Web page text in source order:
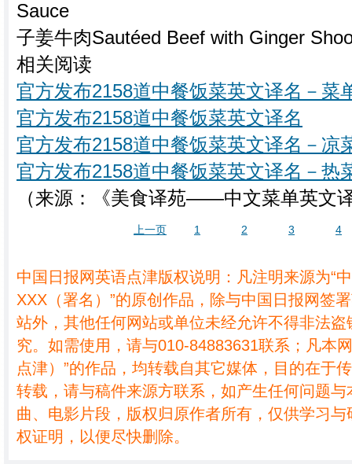
Sauce
子姜牛肉Sautéed Beef with Ginger
相关阅读
官方发布2158道中餐饭菜英文译名－菜
官方发布2158道中餐饭菜英文译名
官方发布2158道中餐饭菜英文译名－凉
官方发布2158道中餐饭菜英文译名－热
（来源：《美食译苑——中文菜单英文
上一页 1 2 3 4
中国日报网英语点津版权说明：凡注明来源为“
XXX（署名）”的原创作品，除与中国日报网签
站外，其他任何网站或单位未经允许不得非法
究。如需使用，请与010-84883631联系；凡本
点津）”的作品，均转载自其它媒体，目的在于
转载，请与稿件来源方联系，如产生任何问题
曲、电影片段，版权归原作者所有，仅供学习
权证明，以便尽快删除。